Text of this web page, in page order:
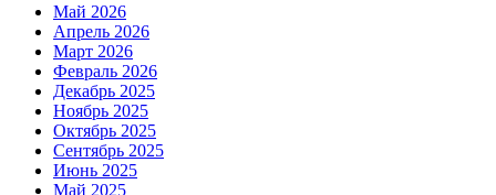
Май 2026
Апрель 2026
Март 2026
Февраль 2026
Декабрь 2025
Ноябрь 2025
Октябрь 2025
Сентябрь 2025
Июнь 2025
Май 2025